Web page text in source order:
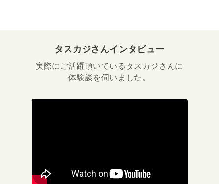
タスカジさんインタビュー
実際にご活躍頂いているタスカジさんに
体験談を伺いました。